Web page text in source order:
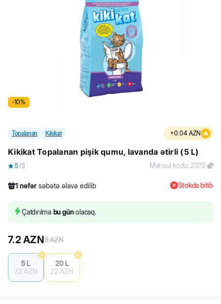
-10%
Topalanan Kikikat +0.04 AZN
Kikikat Topalanan pişik qumu, lavanda ətirli (5 L)
5 (1) Məhsul kodu: 2373
1 nəfər səbətə əlavə edilib
19 nəfər məhsulu alıb
Stokda bitib
Çatdırılma bu günolacaq.
7.2AZN8AZN
5 L
7.2 AZN
20 L
22 AZN